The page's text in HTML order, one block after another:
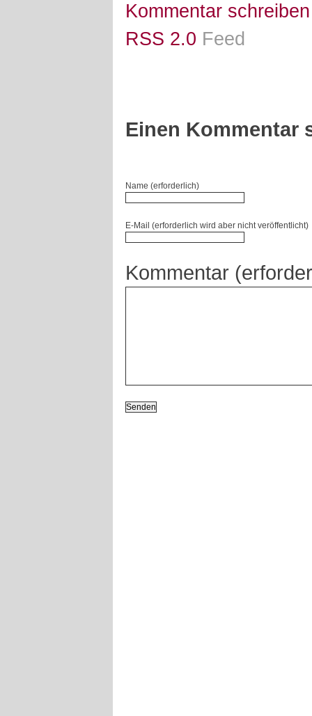
Kommentar schreiben
RSS 2.0 Feed
Einen Kommentar
Name (erforderlich)
E-Mail (erforderlich wird aber nicht veröffentlicht)
Kommentar